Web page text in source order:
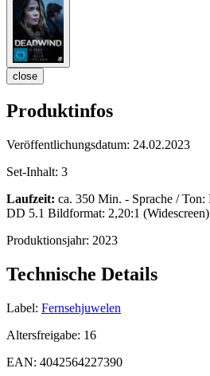
close
Produktinfos
Veröffentlichungsdatum: 24.02.2023
Set-Inhalt: 3
Laufzeit: ca. 350 Min. - Sprache /
DD 5.1 Bildformat: 2,20:1
Produktionsjahr: 2023
Technische Details
Label: Fernsehjuwelen
Altersfreigabe: 16
EAN: 4042564227390